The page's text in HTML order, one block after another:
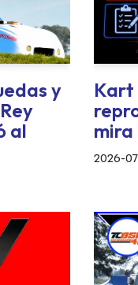
y
al
Kart
mira
2026-